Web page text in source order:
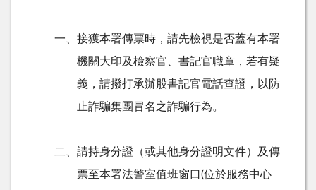
一、接獲本署傳票時，請先檢視是否蓋有本署
機關大印及檢察官、書記官職章，若有疑
義，請撥打承辦股書記官電話查證，以防
止詐騙集團冒名之詐騙行為。
二、請持身分證（或其他身分證明文件）及傳
票至本署法警室值班窗口(位於服務中心